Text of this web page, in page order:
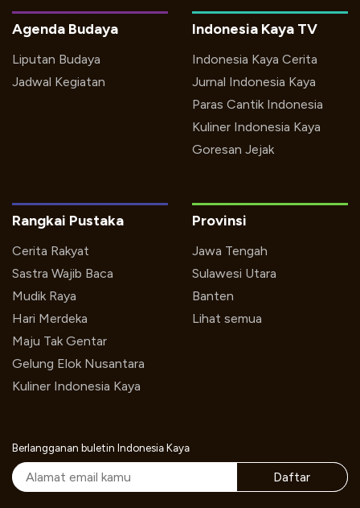
Indonesia Kaya TV
Indonesia Kaya Cerita
Jurnal Indonesia Kaya
Paras Cantik Indonesia
Kuliner Indonesia Kaya
Goresan Jejak
Agenda Budaya
Liputan Budaya
Jadwal Kegiatan
Rangkai Pustaka
Cerita Rakyat
Sastra Wajib Baca
Mudik Raya
Hari Merdeka
Maju Tak Gentar
Gelung Elok Nusantara
Kuliner Indonesia Kaya
Provinsi
Jawa Tengah
Sulawesi Utara
Banten
Lihat semua
Berlangganan buletin Indonesia Kaya
Daftar